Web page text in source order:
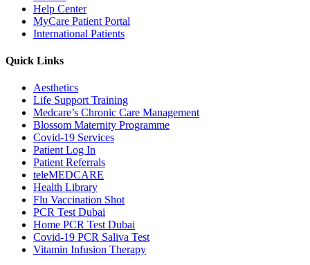
Help Center
MyCare Patient Portal
International Patients
Quick Links
Aesthetics
Life Support Training
Medcare’s Chronic Care Management
Blossom Maternity Programme
Covid-19 Services
Patient Log In
Patient Referrals
teleMEDCARE
Health Library
Flu Vaccination Shot
PCR Test Dubai
Home PCR Test Dubai
Covid-19 PCR Saliva Test
Vitamin Infusion Therapy